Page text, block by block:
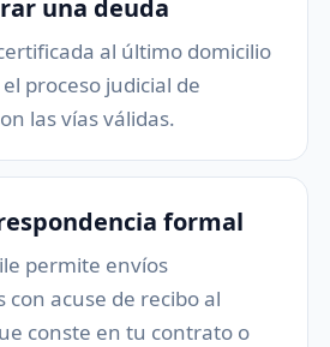
una deuda
al último domicilio
proceso judicial de
las vías válidas.
formal
permite envíos
con acuse de recibo al
conste en tu contrato o